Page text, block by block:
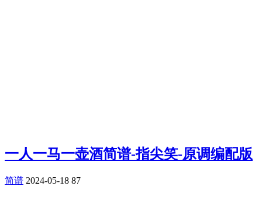
一人一马一壶酒简谱-指尖笑-原调编配版
简谱 2024-05-18 87